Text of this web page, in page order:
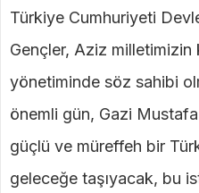
Türkiye Cumhuriyeti
Gençler, Aziz
yönetiminde söz sahibi
önemli gün, Gazi
güçlü ve müreffeh bir
geleceğe taşıyacak, bu